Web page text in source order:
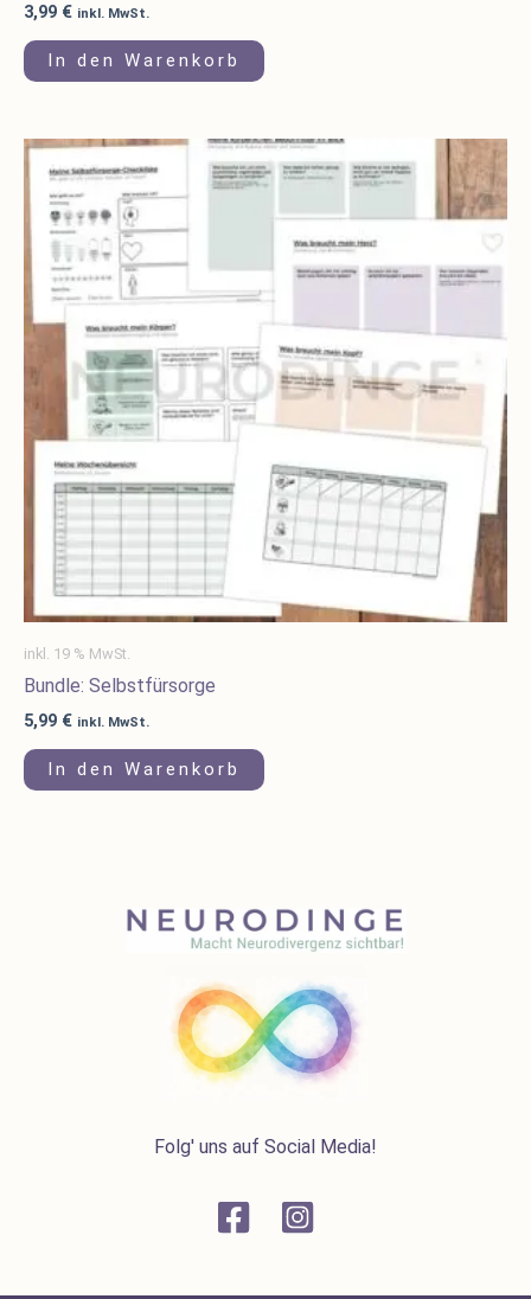
3,99 € inkl. MwSt.
In den Warenkorb
inkl. 19 % MwSt.
Bundle: Selbstfürsorge
5,99 € inkl. MwSt.
In den Warenkorb
Folg' uns auf Social Media!